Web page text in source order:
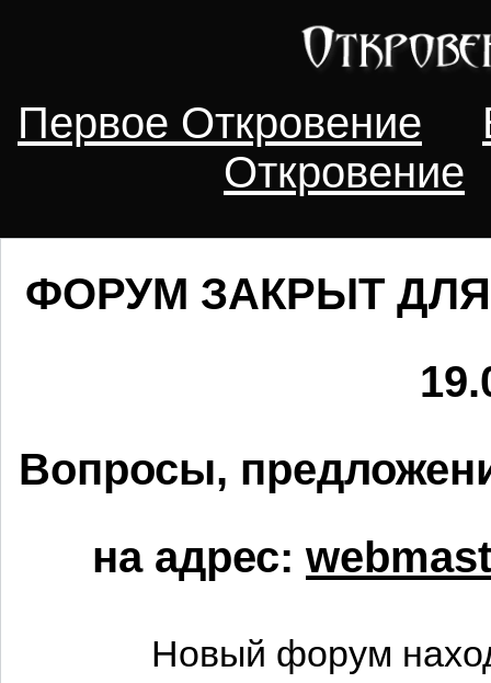
Первое Откровение
Откровение
ФОРУМ ЗАКРЫТ
Вопросы,
на адрес:
Новый форум